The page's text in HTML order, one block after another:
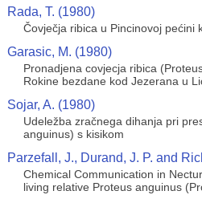
Rada, T. (1980)
Čovječja ribica u Pincinovoj pećini
Garasic, M. (1980)
Pronadjena covjecja ribica
Rokine bezdane kod Jezerana u
Sojar, A. (1980)
Udeležba zračnega dihanja pri
anguinus) s kisikom
Parzefall, J., Durand, J. P. and
Chemical Communication in
living relative Proteus anguinus